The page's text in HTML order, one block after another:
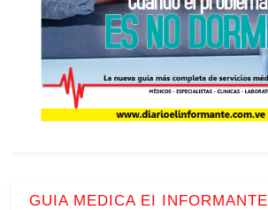
GUIA MEDICA EI INFORMANTE